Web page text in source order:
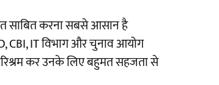
साबित करना सबसे आसान है
CBI, IT विभाग और चुनाव आयोग
कर उनके लिए बहुमत सहजता से